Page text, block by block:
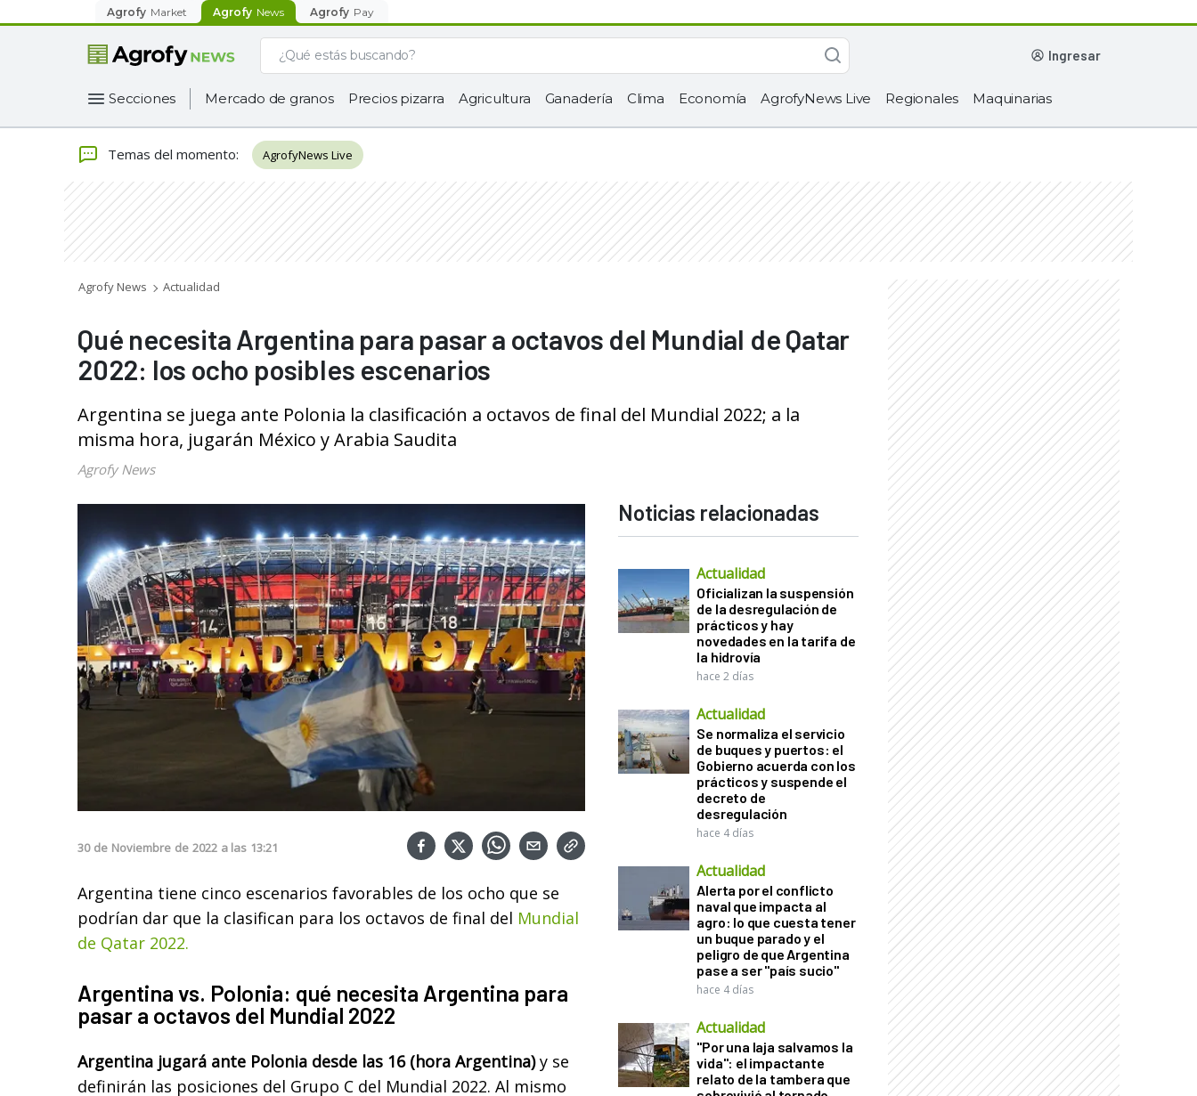
Agrofy Market Agrofy News Agrofy Pay
ingresar
Secciones Mercado de granos Precios pizarra Agricultura Ganadería Clima Economía AgrofyNews Live Regionales Maquinarias
Temas del momento: AgrofyNews Live
Agrofy News Actualidad
Qué necesita Argentina para pasar a octavos del Mundial de Qatar
2022: los ocho posibles escenarios
Argentina se juega ante Polonia la clasificación a octavos de final del Mundial 2022; a la
misma hora, jugarán México y Arabia Saudita
Agrofy News
30 de Noviembre de 2022 a las 13:21
Argentina tiene cinco escenarios favorables de los ocho que se
podrían dar que la clasifican para los octavos de final del Mundial
de Qatar 2022.
Argentina vs. Polonia: qué necesita Argentina para
pasar a octavos del Mundial 2022
Argentina jugará ante Polonia desde las 16 (hora Argentina)y se
definirán las posiciones del Grupo C del Mundial 2022. Al mismo
Noticias relacionadas
Actualidad
Oficializan la suspensión
de la desregulación de
prácticos y hay
novedades en la tarifa de
la hidrovía
hace 2 días
Actualidad
Se normaliza el servicio
de buques y puertos: el
Gobierno acuerda con los
prácticos y suspende el
decreto de
desregulación
hace 4 días
Actualidad
Alerta por el conflicto
naval que impacta al
agro: lo que cuesta tener
un buque parado y el
peligro de que Argentina
pase a ser "país sucio"
hace 4 días
Actualidad
"Por una laja salvamos la
vida": el impactante
relato de la tambera que